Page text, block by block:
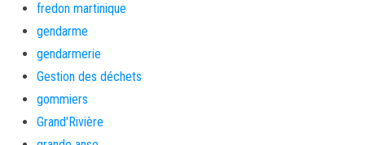
fredon martinique
gendarme
gendarmerie
Gestion des déchets
gommiers
Grand'Rivière